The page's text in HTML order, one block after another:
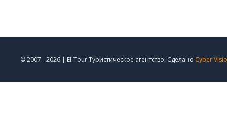
© 2007 - 2026 | El-Tour Туристическое агентство. Сделано Cyber